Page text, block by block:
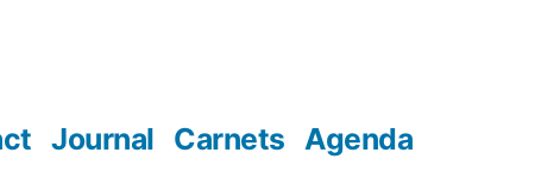
Journal Carnets Agenda